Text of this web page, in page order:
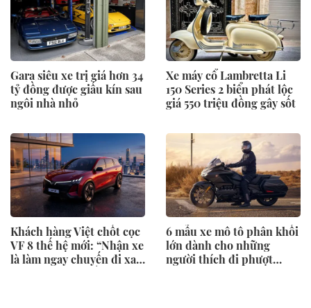
Gara siêu xe trị giá hơn 34
tỷ đồng được giấu kín sau
ngôi nhà nhỏ
Xe máy cổ Lambretta Li
150 Series 2 biển phát lộc
giá 550 triệu đồng gây sốt
Khách hàng Việt chốt cọc
VF 8 thế hệ mới: “Nhận xe
là làm ngay chuyến đi xa,
6 mẫu xe mô tô phân khối
lớn dành cho những
người thích đi phượt